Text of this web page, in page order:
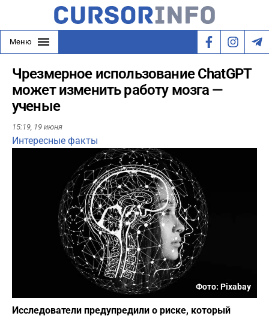
Меню
Чрезмерное использование ChatGPT
может изменить работу мозга —
ученые
15:19, 19 июня
Интересные факты
Фото: Pixabay
Исследователи предупредили о риске, который